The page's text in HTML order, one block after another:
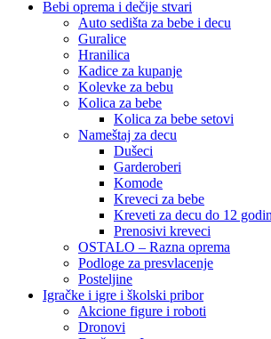
Bebi oprema i dečije stvari
Auto sedišta za bebe i decu
Guralice
Hranilica
Kadice za kupanje
Kolevke za bebu
Kolica za bebe
Kolica za bebe setovi
Nameštaj za decu
Dušeci
Garderoberi
Komode
Kreveci za bebe
Kreveti za decu do 12
Prenosivi kreveci
OSTALO – Razna oprema
Podloge za presvlacenje
Posteljine
Igračke i igre i školski pribor
Akcione figure i roboti
Dronovi